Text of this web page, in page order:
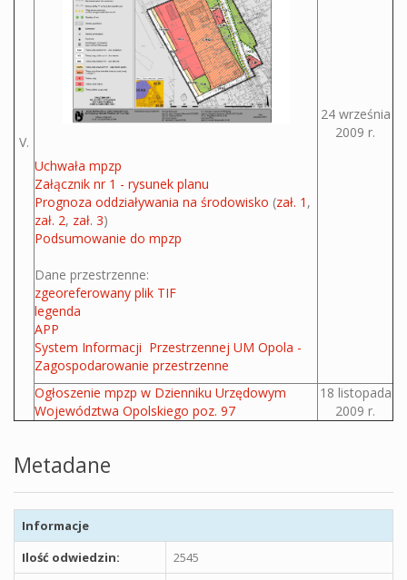
V.
Uchwała mpzp
Załącznik nr 1 - rysunek planu
Prognoza oddziaływania na środowisko (zał. 1 ,
zał. 2, zał. 3)
Podsumowanie do mpzp
Dane przestrzenne:
zgeoreferowany plik TIF
legenda
APP
System Informacji Przestrzennej UM Opola -
Zagospodarowanie przestrzenne
24 września
2009 r.
Ogłoszenie mpzp w Dzienniku Urzędowym
Województwa Opolskiego poz. 97
18 listopada
2009 r.
Metadane
Informacje
Ilość odwiedzin:
2545